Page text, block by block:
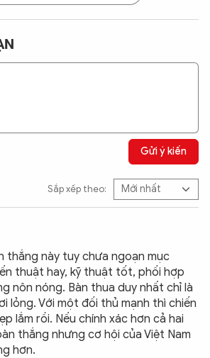
Gửi ý kiến
Sắp xếp theo:
thắng này tuy chưa ngoạn mục
thuật hay, kỹ thuật tốt, phối hợp
nôn nóng. Bàn thua duy nhất chỉ là
lỏng. Với một đối thủ mạnh thì chiến
lắm rồi. Nếu chính xác hơn cả hai
thắng nhưng cơ hội của Việt Nam
hơn.